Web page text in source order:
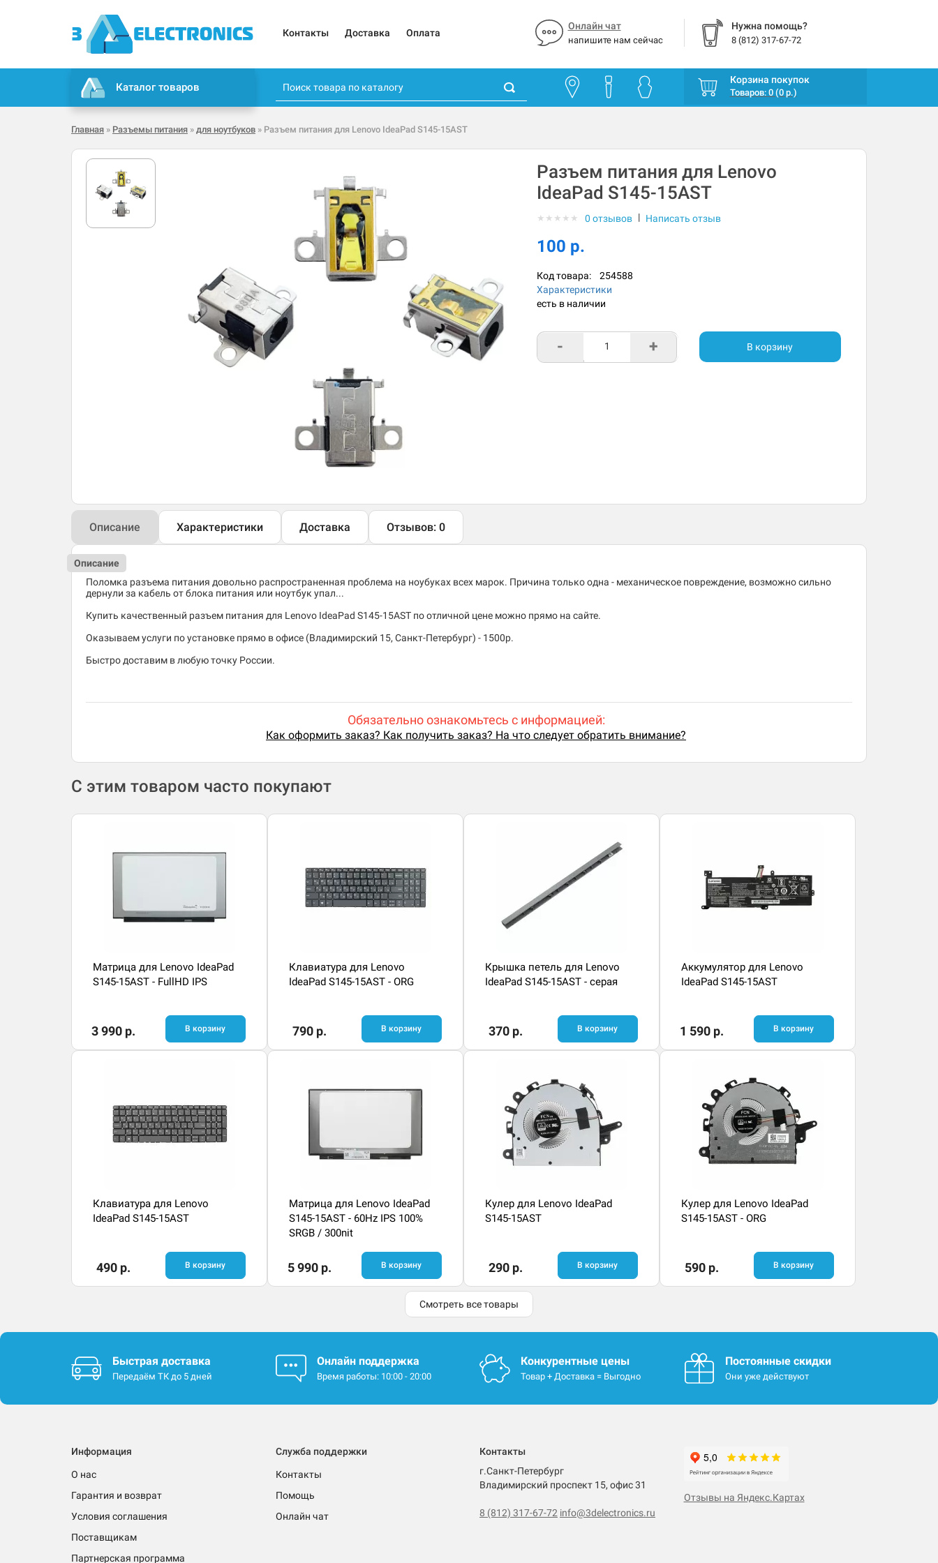
Контакты Доставка Оплата
Онлайн чат
напишите нам сейчас
Нужна помощь?
8 (812) 317-67-72
Каталог товаров
Корзина покупок
Товаров: 0 (0 р.)
Главная » Разъемы питания » для ноутбуков » Разъем питания для Lenovo IdeaPad S145-15AST
Разъем питания для Lenovo
IdeaPad S145-15AST
★ ★ ★ ★ ★ 0 отзывов | Написать отзыв
100 р.
Код товара: 254588
Характеристики
есть в наличии
- + В корзину
Описание Характеристики Доставка Отзывов: 0
Описание
Поломка разъема питания довольно распространенная проблема на ноубуках всех марок. Причина только одна - механическое повреждение, возможно сильно
дернули за кабель от блока питания или ноутбук упал...
Купить качественный разъем питания для Lenovo IdeaPad S145-15AST по отличной цене можно прямо на сайте.
Оказываем услуги по установке прямо в офисе (Владимирский 15, Санкт-Петербург) - 1500р.
Быстро доставим в любую точку России.
Обязательно ознакомьтесь с информацией:
Как оформить заказ? Как получить заказ? На что следует обратить внимание?
С этим товаром часто покупают
Матрица для Lenovo IdeaPad
S145-15AST - FullHD IPS
3 990 р. В корзину
Клавиатура для Lenovo
IdeaPad S145-15AST - ORG
790 р. В корзину
Крышка петель для Lenovo
IdeaPad S145-15AST - серая
370 р. В корзину
Аккумулятор для Lenovo
IdeaPad S145-15AST
1 590 р. В корзину
Клавиатура для Lenovo
IdeaPad S145-15AST
490 р. В корзину
Матрица для Lenovo IdeaPad
S145-15AST - 60Hz IPS 100%
SRGB / 300nit
5 990 р. В корзину
Кулер для Lenovo IdeaPad
S145-15AST
290 р. В корзину
Кулер для Lenovo IdeaPad
S145-15AST - ORG
590 р. В корзину
Смотреть все товары
Быстрая доставка
Передаём ТК до 5 дней
Онлайн поддержка
Время работы: 10:00 - 20:00
Конкурентные цены
Товар + Доставка = Выгодно
Постоянные скидки
Они уже действуют
Информация
О нас
Гарантия и возврат
Условия соглашения
Поставщикам
Партнерская программа
Служба поддержки
Контакты
Помощь
Онлайн чат
Контакты
г.Санкт-Петербург
Владимирский проспект 15, офис 31
8 (812) 317-67-72 info@3delectronics.ru
Отзывы на Яндекс.Картах